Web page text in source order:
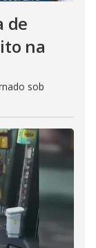
de
na
sob